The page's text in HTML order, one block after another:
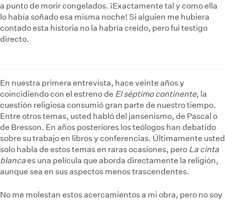
a punto de morir congelados. ¡Exactamente tal y como ella
lo había soñado esa misma noche! Si alguien me hubiera
contado esta historia no la habría creído, pero fui testigo
directo.
En nuestra primera entrevista, hace veinte años y
coincidiendo con el estreno de El séptimo continente, la
cuestión religiosa consumió gran parte de nuestro tiempo.
Entre otros temas, usted habló del jansenismo, de Pascal o
de Bresson. En años posteriores los teólogos han debatido
sobre su trabajo en libros y conferencias. Últimamente usted
solo habla de estos temas en raras ocasiones, pero La cinta
blancaes una película que aborda directamente la religión,
aunque sea en sus aspectos menos trascendentes.
No me molestan estos acercamientos a mi obra, pero no soy